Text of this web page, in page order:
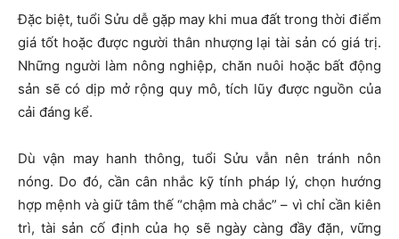
Đặc biệt, tuổi Sửu dễ gặp may khi mua đất trong thời điểm
giá tốt hoặc được người thân nhượng lại tài sản có giá trị.
Những người làm nông nghiệp, chăn nuôi hoặc bất động
sản sẽ có dịp mở rộng quy mô, tích lũy được nguồn của
cải đáng kể.
Dù vận may hanh thông, tuổi Sửu vẫn nên tránh nôn
nóng. Do đó, cần cân nhắc kỹ tính pháp lý, chọn hướng
hợp mệnh và giữ tâm thế “chậm mà chắc” – vì chỉ cần kiên
trì, tài sản cố định của họ sẽ ngày càng đầy đặn, vững